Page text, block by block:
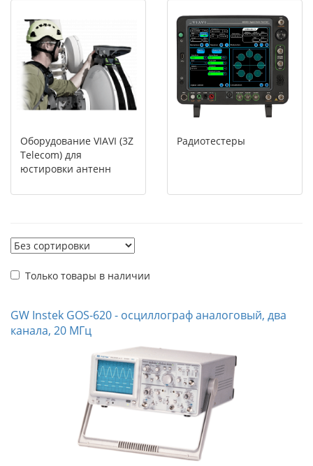
Оборудование VIAVI (3Z
Telecom) для
юстировки антенн
Радиотестеры
Только товары в наличии
GW Instek GOS-620 - осциллограф аналоговый, два
канала, 20 МГц